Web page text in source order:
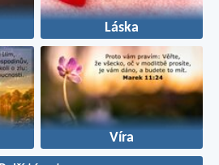
Láska
Víra